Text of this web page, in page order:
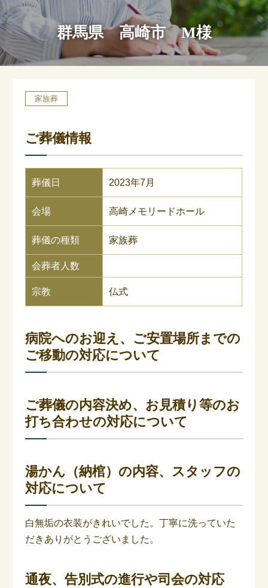
群馬県 高崎市 M様
家族葬
ご葬儀情報
葬儀日 2023年7月
会場 高崎メモリードホール
葬儀の種類 家族葬
会葬者人数
宗教 仏式
病院へのお迎え、ご安置場所までの
ご移動の対応について
ご葬儀の内容決め、お見積り等のお
打ち合わせの対応について
湯かん（納棺）の内容、スタッフの
対応について
白無垢の衣装がきれいでした。丁寧に洗っていた
だきありがとうございました。
通夜、告別式の進行や司会の対応